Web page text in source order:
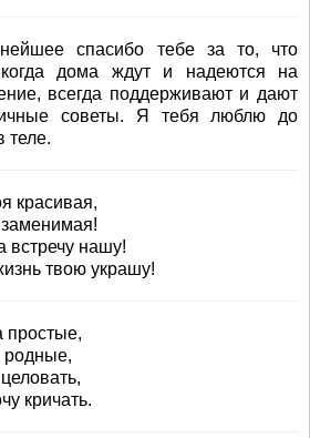
спасибо тебе за то, что
когда дома ждут и надеются на
всегда поддерживают и дают
советы. Я тебя люблю до
теле.
красивая,
встречу нашу!
твою украшу!
простые,
родные,
кричать.